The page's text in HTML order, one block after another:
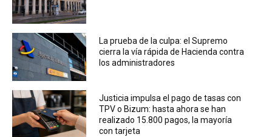
La prueba de la culpa: el Supremo
cierra la vía rápida de Hacienda contra
los administradores
Justicia impulsa el pago de tasas con
TPV o Bizum: hasta ahora se han
realizado 15.800 pagos, la mayoría
con tarjeta